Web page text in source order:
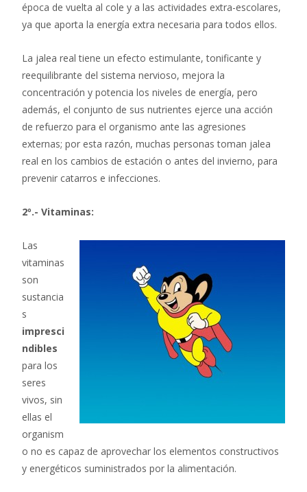
época de vuelta al cole y a las actividades extra-escolares,
ya que aporta la energía extra necesaria para todos ellos.
La jalea real tiene un efecto estimulante, tonificante y
reequilibrante del sistema nervioso, mejora la
concentración y potencia los niveles de energía, pero
además, el conjunto de sus nutrientes ejerce una acción
de refuerzo para el organismo ante las agresiones
externas; por esta razón, muchas personas toman jalea
real en los cambios de estación o antes del invierno, para
prevenir catarros e infecciones.
2º.- Vitaminas:
Las
vitaminas
son
sustancia
s
impresci
ndibles
para los
seres
vivos, sin
ellas el
organism
o no es capaz de aprovechar los elementos constructivos
y energéticos suministrados por la alimentación.